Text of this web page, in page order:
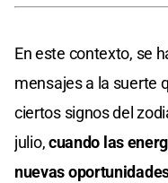
En este contexto, se
mensajes a la suerte
ciertos signos del
julio,cuando las
nuevas